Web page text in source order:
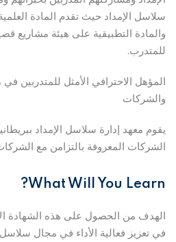
سلاسل الإمداد حيث تقدم المادة
والمادة التطبيقية على هيئة مشاريع
للمتدرب.
المؤهل الاحترافي الأمثل للمتدربين
والشركات
يقوم معهد إدارة سلاسل الإمداد
الشركات المعروفة بالتزامن مع
What Will You Learn?
الهدف من الحصول على هذه الشهادة
في تعزيز فعالية الأداء في مجال